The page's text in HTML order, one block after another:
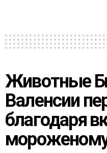
Животные
Валенсии
благодаря